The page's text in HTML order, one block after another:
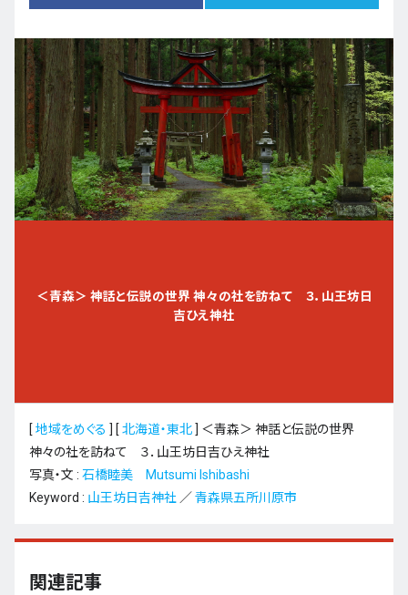
＜青森＞ 神話と伝説の世界 神々の社を訪ねて ３．山王坊日
吉ひえ神社
[ 地域をめぐる ] [ 北海道・東北 ] ＜青森＞ 神話と伝説の世界
神々の社を訪ねて ３．山王坊日吉ひえ神社
写真・文 : 石橋睦美 Mutsumi Ishibashi
Keyword : 山王坊日吉神社 ／ 青森県五所川原市
関連記事